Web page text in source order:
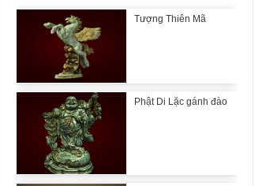
Tượng Thiên Mã
Phật Di Lặc gánh đào